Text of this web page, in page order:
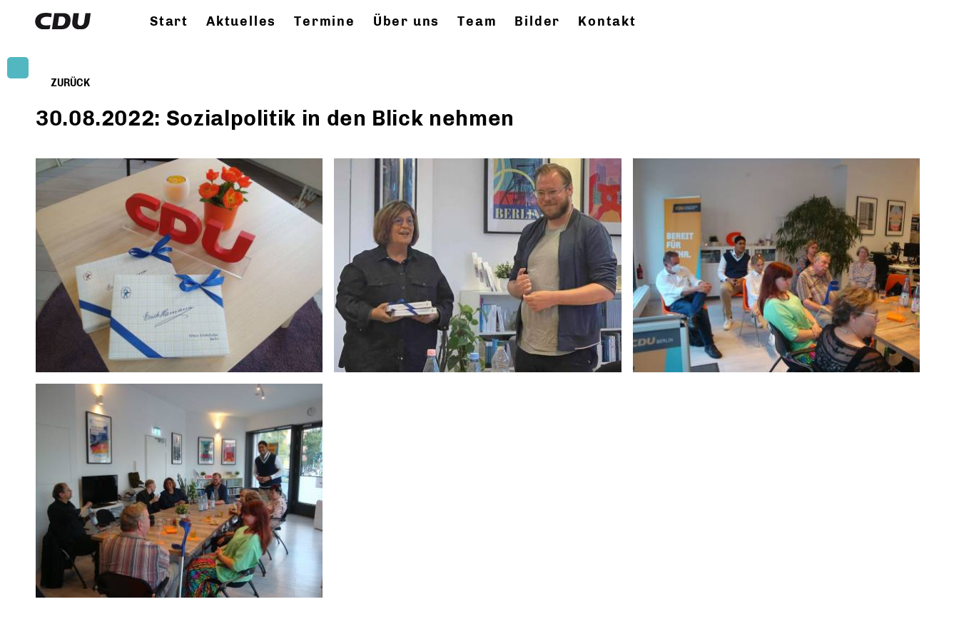
Start Aktuelles Termine Über uns Team Bilder Kontakt
ZURÜCK
30.08.2022: Sozialpolitik in den Blick nehmen